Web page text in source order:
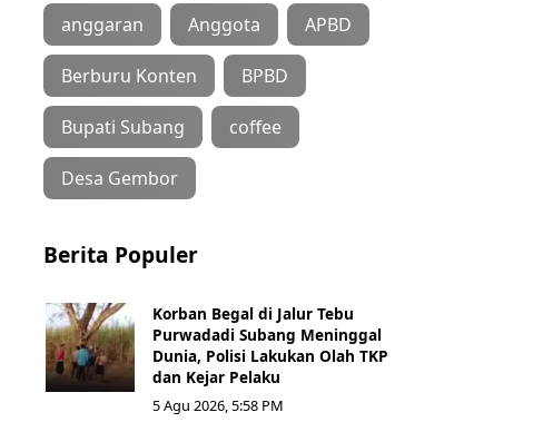
anggaran Anggota APBD
Berburu Konten BPBD
Bupati Subang coffee
Desa Gembor
Berita Populer
Korban Begal di Jalur Tebu
Purwadadi Subang Meninggal
Dunia, Polisi Lakukan Olah TKP
dan Kejar Pelaku
5 Agu 2026, 5:58 PM